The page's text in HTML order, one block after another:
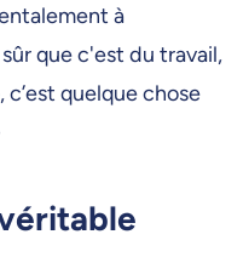
à
que c'est du travail,
quelque chose